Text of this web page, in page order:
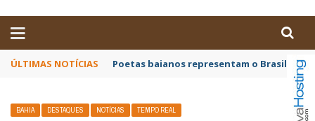
ÚLTIMAS NOTÍCIAS Poetas baianos representam o Brasil no
BAHIA DESTAQUES NOTÍCIAS TEMPO REAL